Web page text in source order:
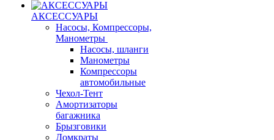
АКСЕССУАРЫ
Насосы, Компрессоры,
Манометры
Насосы, шланги
Манометры
Компрессоры
автомобильные
Чехол-Тент
Амортизаторы
багажника
Брызговики
Домкраты